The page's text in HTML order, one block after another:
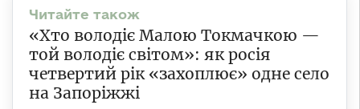
«Хто володіє Малою Токмачкою —
той володіє світом»: як росія
четвертий рік «захоплює» одне село
на Запоріжжі